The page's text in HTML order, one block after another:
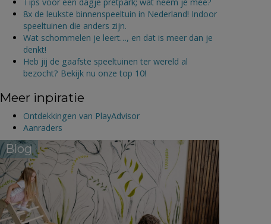
8x de leukste binnenspeeltuin in Nederland! Indoor
speeltuinen die anders zijn.
Wat schommelen je leert…, en dat is meer dan je
denkt!
Heb jij de gaafste speeltuinen ter wereld al
bezocht? Bekijk nu onze top 10!
Meer inpiratie
Ontdekkingen van PlayAdvisor
Aanraders
Blog